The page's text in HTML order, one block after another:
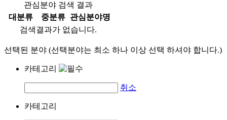
관심분야 검색 결과
대분류
중분류
관심분야명
검색결과가 없습니다.
선택된 분야 (선택분야는 최소 하나 이상 선택 하셔야 합니다.)
카테고리
취소
카테고리